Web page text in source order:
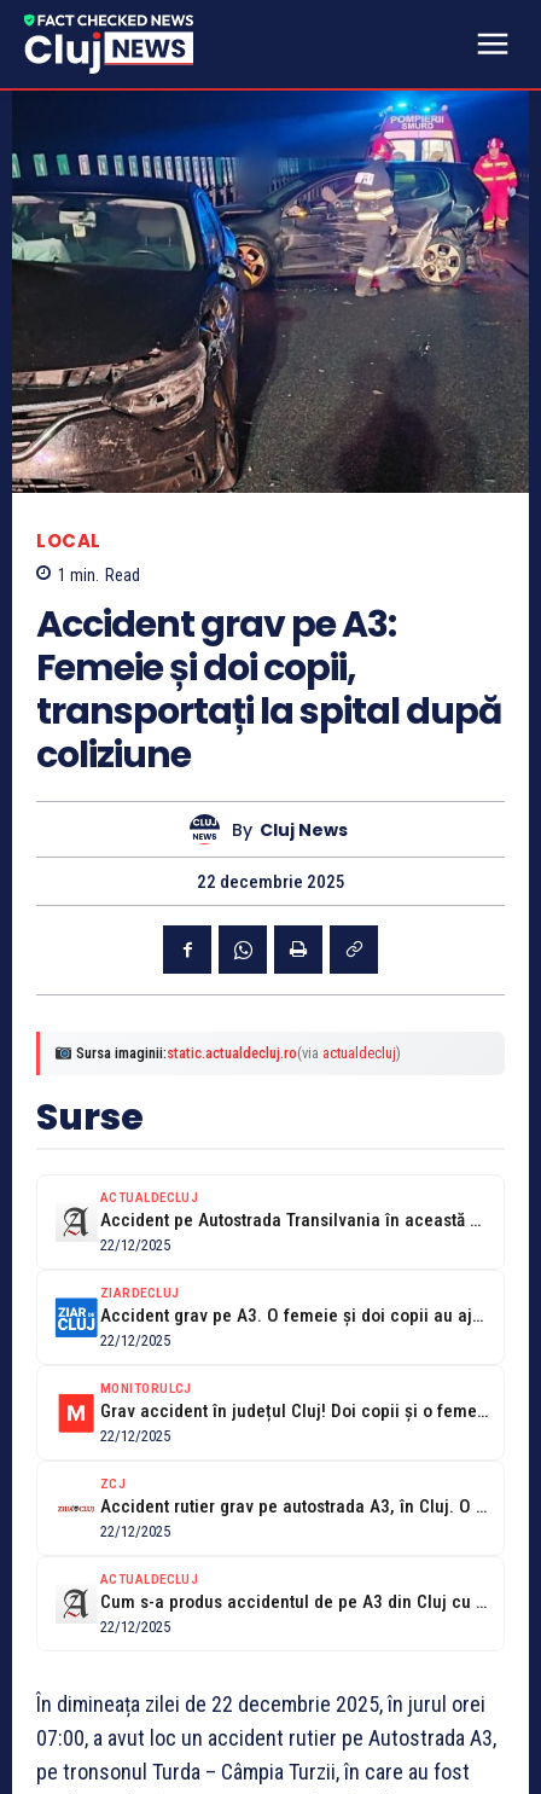
LOCAL
1 min. Read
Accident grav pe A3:
Femeie și doi copii,
transportați la spital după
coliziune
By Cluj News
22 decembrie 2025
Sursa imaginii:static.actualdecluj.ro(via actualdecluj)
Surse
ACTUALDECLUJ
Accident pe Autostrada Transilvania în această dimineață, o femeie dar și doi...
22/12/2025
ZIARDECLUJ
Accident grav pe A3. O femeie și doi copii au ajuns la...
22/12/2025
MONITORULCJ
Grav accident în județul Cluj! Doi copii și o femeie au ajuns...
22/12/2025
ZCJ
Accident rutier grav pe autostrada A3, în Cluj. O femeie și doi...
22/12/2025
ACTUALDECLUJ
Cum s-a produs accidentul de pe A3 din Cluj cu 3 răniți...
22/12/2025
În dimineața zilei de 22 decembrie 2025, în jurul orei
07:00, a avut loc un accident rutier pe Autostrada A3,
pe tronsonul Turda – Câmpia Turzii, în care au fost